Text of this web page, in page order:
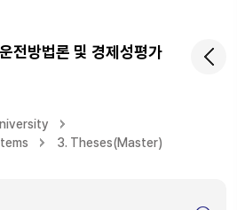
전방법론 및 경제성평가
3. Theses(Master)